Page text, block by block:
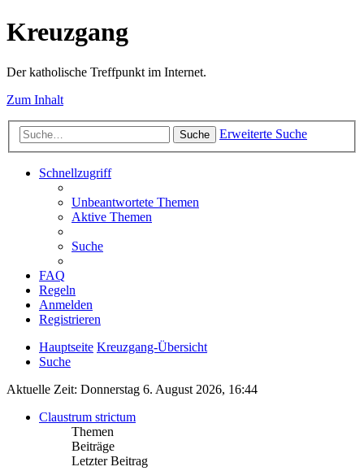
Kreuzgang
Der katholische Treffpunkt im Internet.
Zum Inhalt
Suche Erweiterte Suche
Schnellzugriff
Unbeantwortete Themen
Aktive Themen
Suche
FAQ
Regeln
Anmelden
Registrieren
Hauptseite Kreuzgang-Übersicht
Suche
Aktuelle Zeit: Donnerstag 6. August 2026, 16:44
Claustrum strictum
Themen
Beiträge
Letzter Beitrag